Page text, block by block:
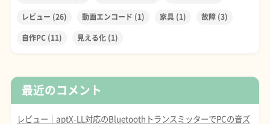
レビュー (26) 動画エンコード (1) 家具(1) 故障(3)
自作PC (11) 見える化(1)
最近のコメント
レビュー｜aptX-LL対応のBluetoothトランスミッターでPCの音ズ